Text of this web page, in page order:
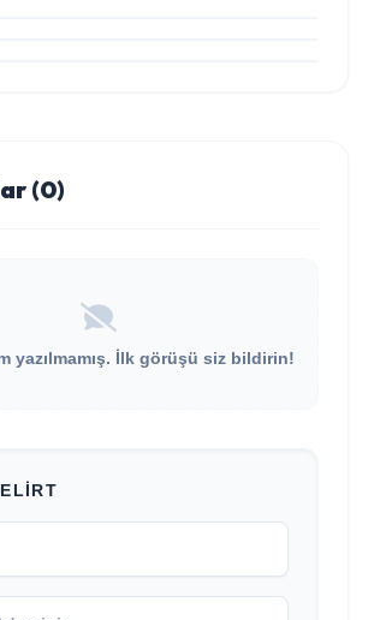
(0)
yazılmamış. İlk görüşü siz bildirin!